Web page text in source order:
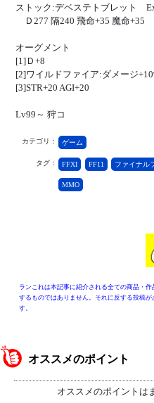
ストック:デベステトブレット
Ｄ277 隔240 飛命+35 魔命+35
オーグメント
[1]Ｄ+8
[2]ワイルドファイア:ダメージ
[3]STR+20 AGI+20
Lv99～ 狩コ
カテゴリ： ゲーム
タグ： FFXI FF11 ファイナル
MMO
ランこれは本記事に紹介される全ての商品・
するものではありません。それに反する投稿が
す。
オススメのポイント
オススメのポイントは